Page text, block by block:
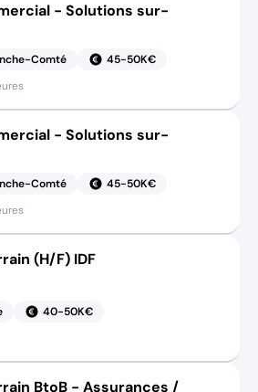
- Solutions sur-
Comté
45-50K€
- Solutions sur-
Comté
45-50K€
(H/F) IDF
40-50K€
BtoB - Assurances /